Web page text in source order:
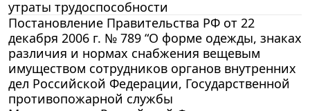
утраты трудоспособности
Постановление Правительства РФ от 22
декабря 2006 г. № 789 “О форме одежды, знаках
различия и нормах снабжения вещевым
имуществом сотрудников органов внутренних
дел Российской Федерации, Государственной
противопожарной службы